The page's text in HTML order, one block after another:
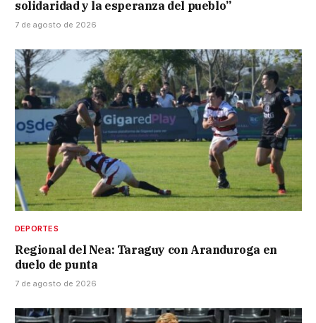
solidaridad y la esperanza del pueblo”
7 de agosto de 2026
DEPORTES
Regional del Nea: Taraguy con Aranduroga en
duelo de punta
7 de agosto de 2026